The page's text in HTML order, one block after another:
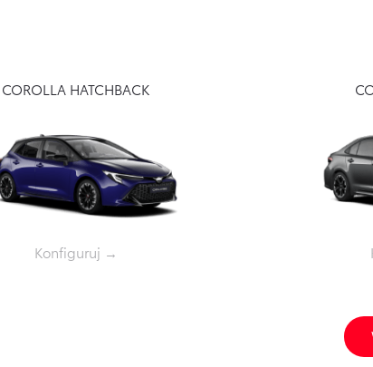
COROLLA HATCHBACK
Konfiguruj →